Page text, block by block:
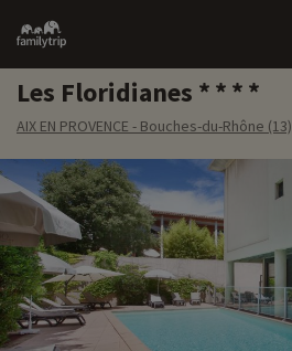
Family
trip
Les Floridianes
AIX EN PROVENCE - Bouches-du-Rhône (13)